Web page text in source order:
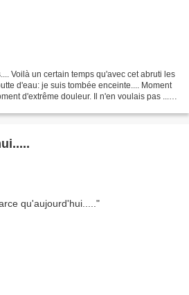
Voilà un certain temps qu'avec cet abruti les
d'eau: je suis tombée enceinte.... Moment
d'extrême douleur. Il n'en voulais pas ...